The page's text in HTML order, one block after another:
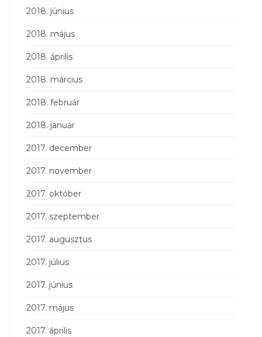
2018. június
2018. május
2018. április
2018. március
2018. február
2018. január
2017. december
2017. november
2017. október
2017. szeptember
2017. augusztus
2017. július
2017. június
2017. május
2017. április